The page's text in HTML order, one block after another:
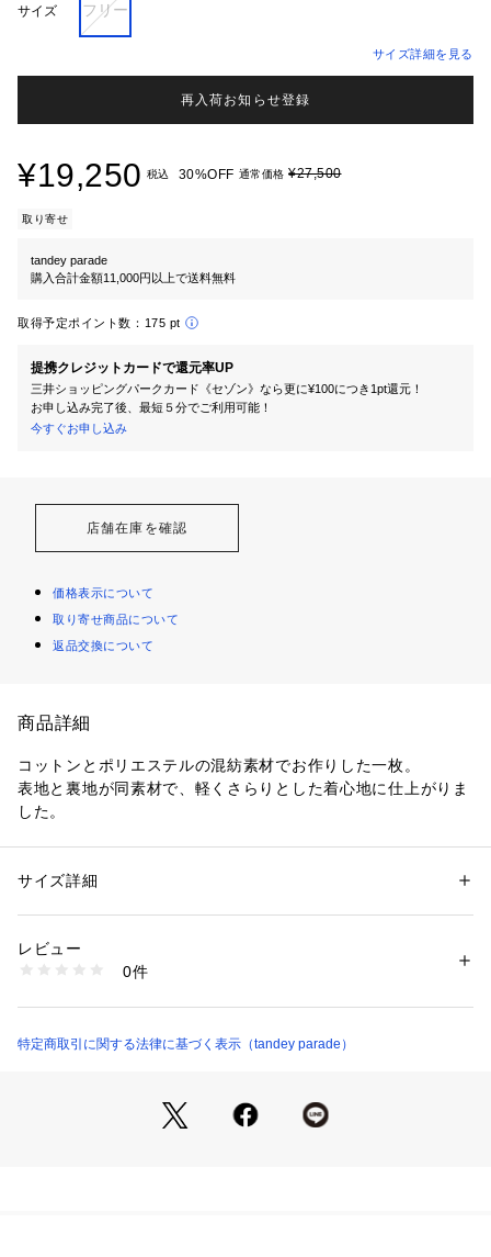
サイズ フリー
サイズ詳細を見る
再入荷お知らせ登録
¥19,250 税込 30%OFF 通常価格 ¥27,500
取り寄せ
tandey parade
購入合計金額11,000円以上で送料無料
取得予定ポイント数： 175 pt
提携クレジットカードで還元率UP
三井ショッピングパークカード《セゾン》なら更に¥100につき1pt還元！
お申し込み完了後、最短５分でご利用可能！
今すぐお申し込み
店舗在庫を確認
価格表示について
取り寄せ商品について
返品交換について
商品詳細
コットンとポリエステルの混紡素材でお作りした一枚。
表地と裏地が同素材で、軽くさらりとした着心地に仕上がりま
した。
性別：レディース
素材：コットン70%・ポリエステル30%
商品番号：
portom21035 （ショップ）
サイズ詳細
レビュー
0件
特定商取引に関する法律に基づく表示（tandey parade）